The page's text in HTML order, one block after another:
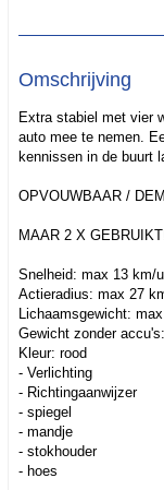
Omschrijving
Extra stabiel met vier
auto mee te nemen.
kennissen in de buurt
OPVOUWBAAR /
MAAR 2 X
Snelheid: max 13 km/u
Actieradius: max 27
Lichaamsgewicht:
Gewicht zonder
Kleur: rood
- Verlichting
- Richtingaanwijzer
- spiegel
- mandje
- stokhouder
- hoes